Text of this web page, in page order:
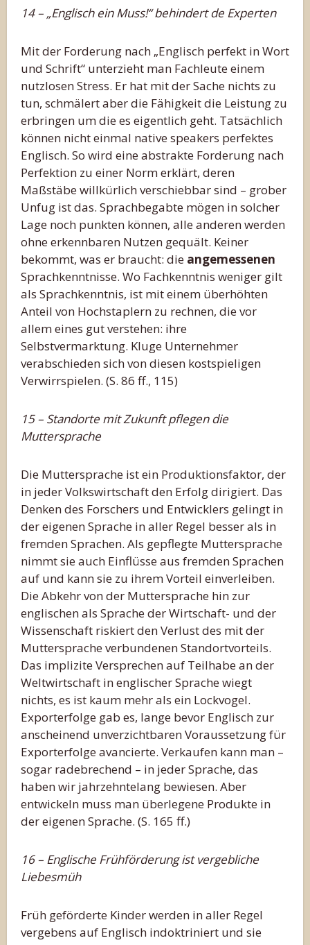
14 – „Englisch ein Muss!“ behindert de Experten
Mit der Forderung nach „Englisch perfekt in Wort
und Schrift“ unterzieht man Fachleute einem
nutzlosen Stress. Er hat mit der Sache nichts zu
tun, schmälert aber die Fähigkeit die Leistung zu
erbringen um die es eigentlich geht. Tatsächlich
können nicht einmal native speakers perfektes
Englisch. So wird eine abstrakte Forderung nach
Perfektion zu einer Norm erklärt, deren
Maßstäbe willkürlich verschiebbar sind – grober
Unfug ist das. Sprachbegabte mögen in solcher
Lage noch punkten können, alle anderen werden
ohne erkennbaren Nutzen gequält. Keiner
bekommt, was er braucht: die angemessenen
Sprachkenntnisse. Wo Fachkenntnis weniger gilt
als Sprachkenntnis, ist mit einem überhöhten
Anteil von Hochstaplern zu rechnen, die vor
allem eines gut verstehen: ihre
Selbstvermarktung. Kluge Unternehmer
verabschieden sich von diesen kostspieligen
Verwirrspielen. (S. 86 ff., 115)
15 – Standorte mit Zukunft pflegen die
Muttersprache
Die Muttersprache ist ein Produktionsfaktor, der
in jeder Volkswirtschaft den Erfolg dirigiert. Das
Denken des Forschers und Entwicklers gelingt in
der eigenen Sprache in aller Regel besser als in
fremden Sprachen. Als gepflegte Muttersprache
nimmt sie auch Einflüsse aus fremden Sprachen
auf und kann sie zu ihrem Vorteil einverleiben.
Die Abkehr von der Muttersprache hin zur
englischen als Sprache der Wirtschaft- und der
Wissenschaft riskiert den Verlust des mit der
Muttersprache verbundenen Standortvorteils.
Das implizite Versprechen auf Teilhabe an der
Weltwirtschaft in englischer Sprache wiegt
nichts, es ist kaum mehr als ein Lockvogel.
Exporterfolge gab es, lange bevor Englisch zur
anscheinend unverzichtbaren Voraussetzung für
Exporterfolge avancierte. Verkaufen kann man –
sogar radebrechend – in jeder Sprache, das
haben wir jahrzehntelang bewiesen. Aber
entwickeln muss man überlegene Produkte in
der eigenen Sprache. (S. 165 ff.)
16 – Englische Frühförderung ist vergebliche
Liebesmüh
Früh geförderte Kinder werden in aller Regel
vergebens auf Englisch indoktriniert und sie